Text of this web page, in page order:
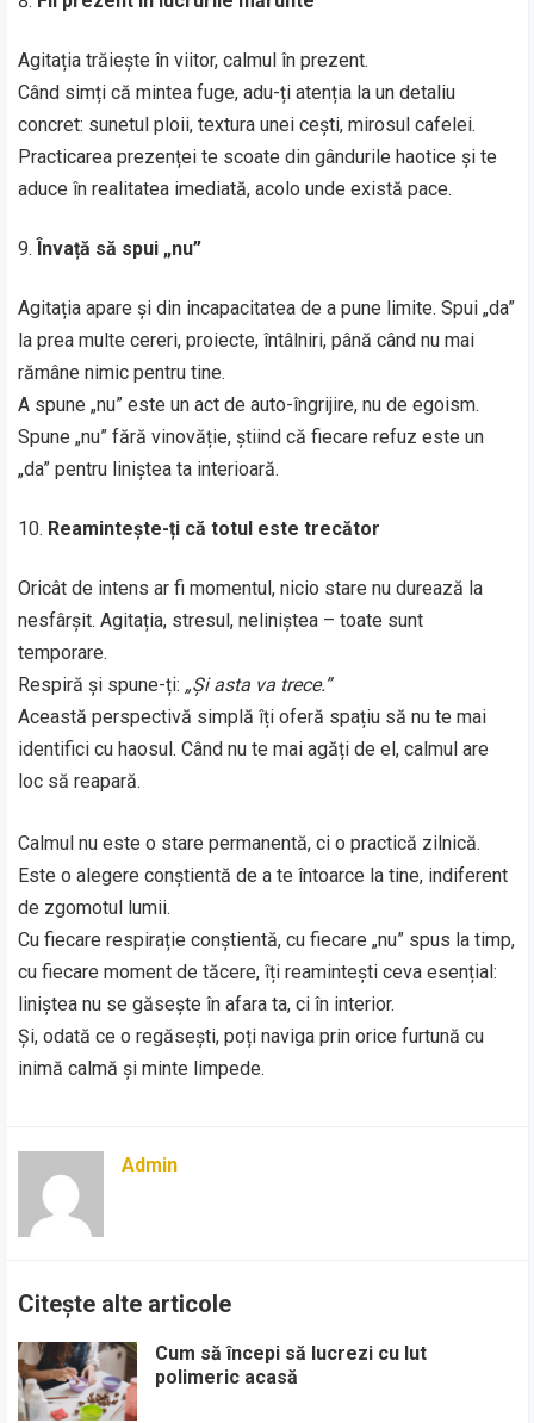
Agitația trăiește în viitor, calmul în prezent.
Când simți că mintea fuge, adu-ți atenția la un detaliu
concret: sunetul ploii, textura unei cești, mirosul cafelei.
Practicarea prezenței te scoate din gândurile haotice și te
aduce în realitatea imediată, acolo unde există pace.
Învață să spui „nu”
Agitația apare și din incapacitatea de a pune limite. Spui „da”
la prea multe cereri, proiecte, întâlniri, până când nu mai
rămâne nimic pentru tine.
A spune „nu” este un act de auto-îngrijire, nu de egoism.
Spune „nu” fără vinovăție, știind că fiecare refuz este un
„da” pentru liniștea ta interioară.
Reamintește-ți că totul este trecător
Oricât de intens ar fi momentul, nicio stare nu durează la
nesfârșit. Agitația, stresul, neliniștea – toate sunt
temporare.
Respiră și spune-ți: „Și asta va trece.”
Această perspectivă simplă îți oferă spațiu să nu te mai
identifici cu haosul. Când nu te mai agăți de el, calmul are
loc să reapară.
Calmul nu este o stare permanentă, ci o practică zilnică.
Este o alegere conștientă de a te întoarce la tine, indiferent
de zgomotul lumii.
Cu fiecare respirație conștientă, cu fiecare „nu” spus la timp,
cu fiecare moment de tăcere, îți reamintești ceva esențial:
liniștea nu se găsește în afara ta, ci în interior.
Și, odată ce o regăsești, poți naviga prin orice furtună cu
inimă calmă și minte limpede.
Admin
Citește alte articole
Cum să începi să lucrezi cu lut
polimeric acasă